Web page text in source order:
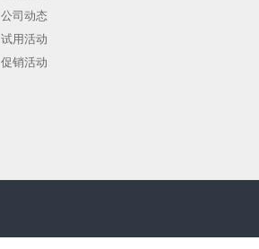
公司动态
试用活动
促销活动